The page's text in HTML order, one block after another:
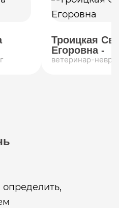
Троицкая
Егоровна -
ветеринар-